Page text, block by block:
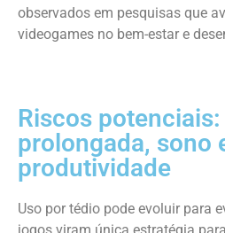
observados em pesquisas que
videogames no bem-estar e
Riscos
prolongada, sono
produtividade
Uso por tédio pode evoluir para